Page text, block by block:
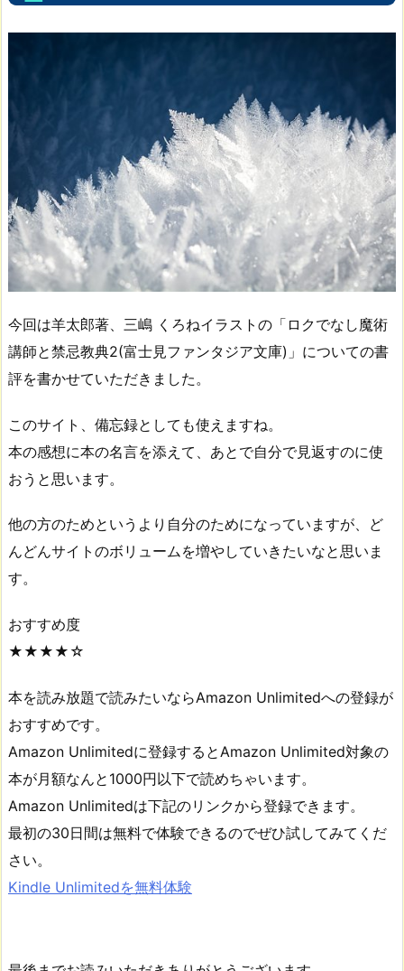
今回は羊太郎著、三嶋 くろねイラストの「ロクでなし魔術
講師と禁忌教典2(富士見ファンタジア文庫)」についての書
評を書かせていただきました。
このサイト、備忘録としても使えますね。
本の感想に本の名言を添えて、あとで自分で見返すのに使
おうと思います。
他の方のためというより自分のためになっていますが、ど
んどんサイトのボリュームを増やしていきたいなと思いま
す。
おすすめ度
★★★★☆
本を読み放題で読みたいならAmazon Unlimitedへの登録が
おすすめです。
Amazon Unlimitedに登録するとAmazon Unlimited対象の
本が月額なんと1000円以下で読めちゃいます。
Amazon Unlimitedは下記のリンクから登録できます。
最初の30日間は無料で体験できるのでぜひ試してみてくだ
さい。
Kindle Unlimitedを無料体験